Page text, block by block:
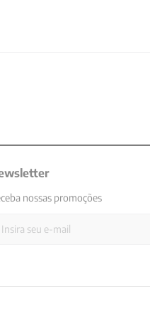
nossas promoções